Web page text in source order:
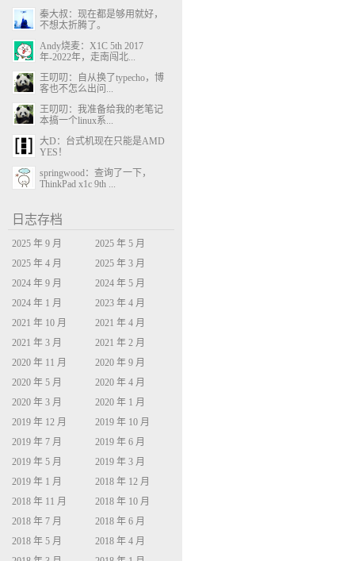
秦大叔：现在都是够用就好，
不想太折腾了。
Andy烧麦：X1C 5th 2017
年-2022年，走南闯北...
王叨叨：自从换了typecho，博
客也不怎么出问...
王叨叨：我准备给我的老笔记
本搞一个linux系...
大D：台式机现在只能是AMD
YES！
springwood：查询了一下，
ThinkPad x1c 9th ...
日志存档
2025 年 9 月
2025 年 5 月
2025 年 4 月
2025 年 3 月
2024 年 9 月
2024 年 5 月
2024 年 1 月
2023 年 4 月
2021 年 10 月
2021 年 4 月
2021 年 3 月
2021 年 2 月
2020 年 11 月
2020 年 9 月
2020 年 5 月
2020 年 4 月
2020 年 3 月
2020 年 1 月
2019 年 12 月
2019 年 10 月
2019 年 7 月
2019 年 6 月
2019 年 5 月
2019 年 3 月
2019 年 1 月
2018 年 12 月
2018 年 11 月
2018 年 10 月
2018 年 7 月
2018 年 6 月
2018 年 5 月
2018 年 4 月